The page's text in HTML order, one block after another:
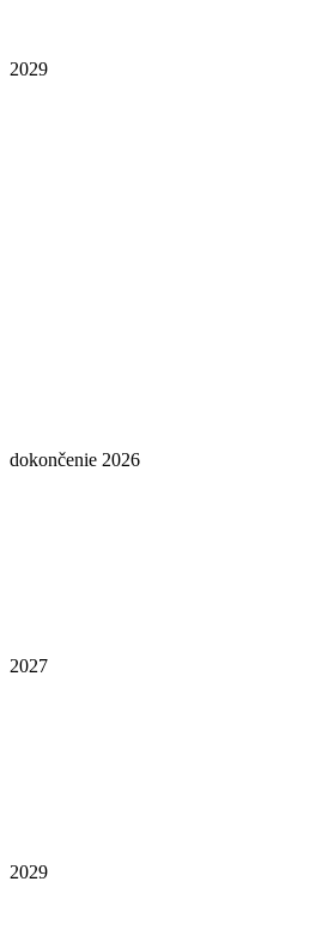
2029
dokončenie 2026
2027
2029